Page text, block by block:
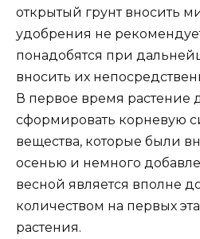
открытый грунт вносить
удобрения не
понадобятся при
вносить их
В первое время растение
сформировать корневую
вещества, которые были
осенью и немного
весной является вполне
количеством на первых
растения.